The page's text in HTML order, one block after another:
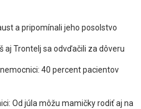
a pripomínali jeho posolstvo
aj Trontelj sa odvďačili za dôveru
40 percent pacientov
Od júla môžu mamičky rodiť aj na